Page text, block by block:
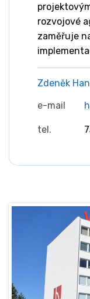
rozvojové
zaměřuje
Zdeněk
e-mail
tel.